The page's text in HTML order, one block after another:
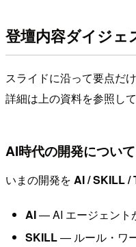
登壇内容ダイジェ
スライドに沿って要点だ
詳細は上の資料を参照して
AI時代の開発について
いまの開発を AI / SKILL /
AI— AI エージェント
SKILL— ルール・ワ